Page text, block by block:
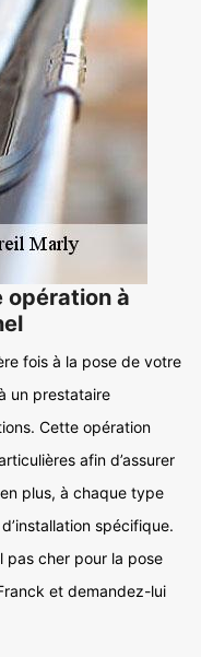
opération à
fois à la pose de votre
un prestataire
Cette opération
afin d’assurer
plus, à chaque type
spécifique.
pas cher pour la pose
et demandez-lui